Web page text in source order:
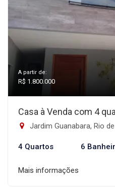
A partir de:
R$ 1.800.000
Casa à Venda com 4
Jardim Guanabara, Rio
4 Quartos 6
Mais informações